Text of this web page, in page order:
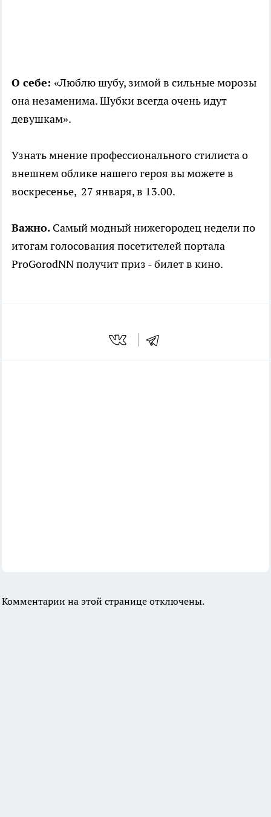
О себе: «Люблю шубу, зимой в сильные морозы
она незаменима. Шубки всегда очень идут
девушкам».
Узнать мнение профессионального стилиста о
внешнем облике нашего героя вы можете в
воскресенье, 27 января, в 13.00.
Важно. Самый модный нижегородец недели по
итогам голосования посетителей портала
ProGorodNN получит приз - билет в кино.
Комментарии на этой странице отключены.